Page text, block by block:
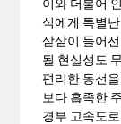
식에게 특별
샅샅이 들어
될 현실성도
편리한 동선
보다 흡족한
경부 고속도